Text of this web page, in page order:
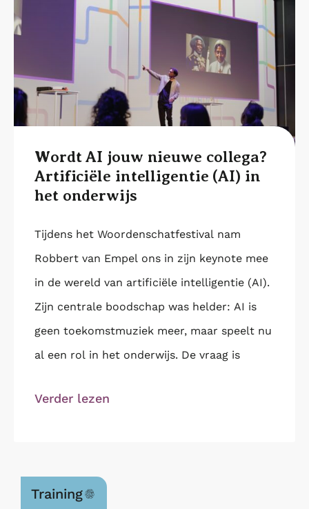
Wordt AI jouw nieuwe collega?
Artificiële intelligentie (AI) in
het onderwijs
Tijdens het Woordenschatfestival nam
Robbert van Empel ons in zijn keynote mee
in de wereld van artificiële intelligentie (AI).
Zijn centrale boodschap was helder: AI is
geen toekomstmuziek meer, maar speelt nu
al een rol in het onderwijs. De vraag is
Verder lezen
Training